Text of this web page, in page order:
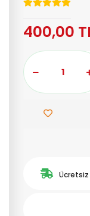
400,00
Ücretsiz